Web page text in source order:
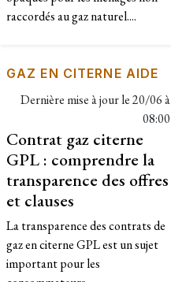
raccordés au gaz naturel....
GAZ EN CITERNE AIDE
Dernière mise à jour le20/06 à
08:00
Contrat gaz citerne
GPL : comprendre la
transparence des offres
et clauses
La transparence des contrats de
gaz en citerne GPL est un sujet
important pour les